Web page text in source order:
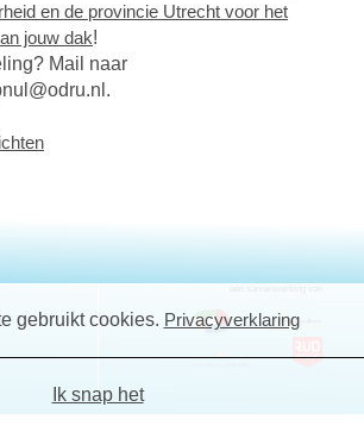
en de provincie Utrecht voor het
jouw dak!
Mail naar
gebruikt cookies. Privacyverklaring
Ik snap het